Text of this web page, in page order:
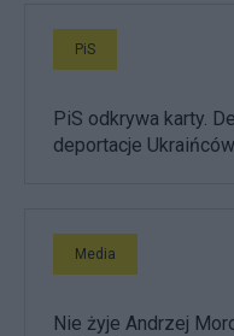
PiS
PiS odkrywa karty.
deportacje
Media
Nie żyje Andrzej